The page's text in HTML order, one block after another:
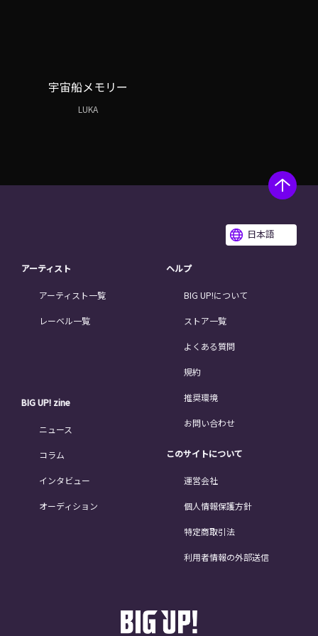
宇宙船メモリー
LUKA
日本語
アーティスト
アーティスト一覧
レーベル一覧
BIG UP! zine
ニュース
コラム
インタビュー
オーディション
ヘルプ
BIG UP!について
ストア一覧
よくある質問
規約
推奨環境
お問い合わせ
このサイトについて
運営会社
個人情報保護方針
特定商取引法
利用者情報の外部送信